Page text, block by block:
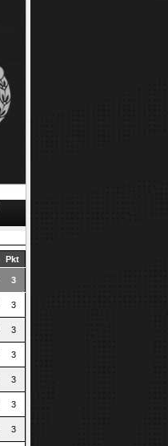
Pkt
3
3
3
3
3
3
3